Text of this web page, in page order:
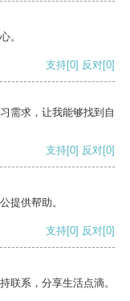
。
支持[0] 反对[0]
需求，让我能够找到自
支持[0] 反对[0]
提供帮助。
支持[0] 反对[0]
联系，分享生活点滴。